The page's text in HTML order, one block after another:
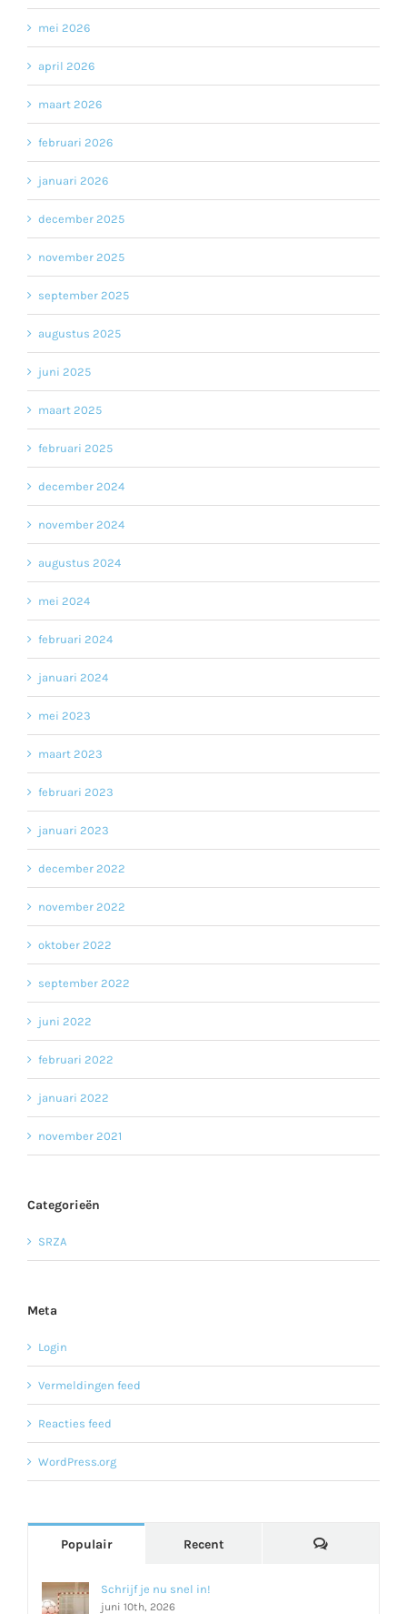
mei 2026
april 2026
maart 2026
februari 2026
januari 2026
december 2025
november 2025
september 2025
augustus 2025
juni 2025
maart 2025
februari 2025
december 2024
november 2024
augustus 2024
mei 2024
februari 2024
januari 2024
mei 2023
maart 2023
februari 2023
januari 2023
december 2022
november 2022
oktober 2022
september 2022
juni 2022
februari 2022
januari 2022
november 2021
Categorieën
SRZA
Meta
Login
Vermeldingen feed
Reacties feed
WordPress.org
Populair Recent Reacties
Schrijf je nu snel in!
juni 10th, 2026